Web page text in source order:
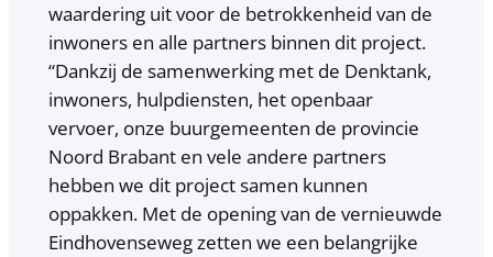
waardering uit voor de betrokkenheid van de
inwoners en alle partners binnen dit project.
“Dankzij de samenwerking met de Denktank,
inwoners, hulpdiensten, het openbaar
vervoer, onze buurgemeenten de provincie
Noord Brabant en vele andere partners
hebben we dit project samen kunnen
oppakken. Met de opening van de vernieuwde
Eindhovenseweg zetten we een belangrijke